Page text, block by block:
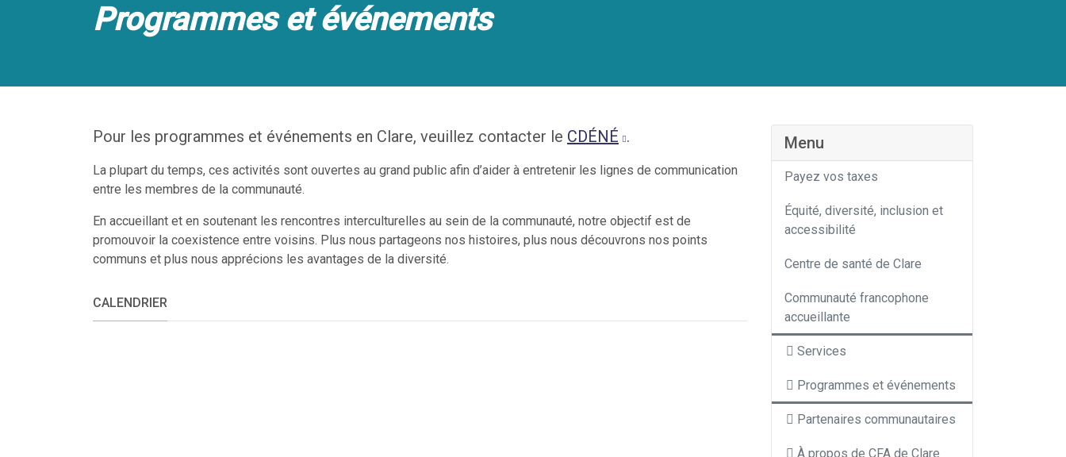
Programmes et événements
Pour les programmes et événements en Clare, veuillez contacter le CDÉNÉ .
La plupart du temps, ces activités sont ouvertes au grand public afin d’aider à entretenir les lignes de communication
entre les membres de la communauté.
En accueillant et en soutenant les rencontres interculturelles au sein de la communauté, notre objectif est de
promouvoir la coexistence entre voisins. Plus nous partageons nos histoires, plus nous découvrons nos points
communs et plus nous apprécions les avantages de la diversité.
CALENDRIER
Menu
Payez vos taxes
Équité, diversité, inclusion et
accessibilité
Centre de santé de Clare
Communauté francophone
accueillante
Services
Programmes et événements
Partenaires communautaires
À propos de CFA de Clare